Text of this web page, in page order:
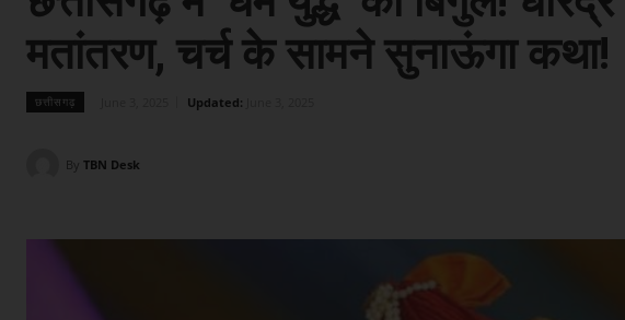
मतांतरण, चर्च के सामने सुनाऊंगा कथा!
छत्तीसगढ़ Updated:
By TBN Desk